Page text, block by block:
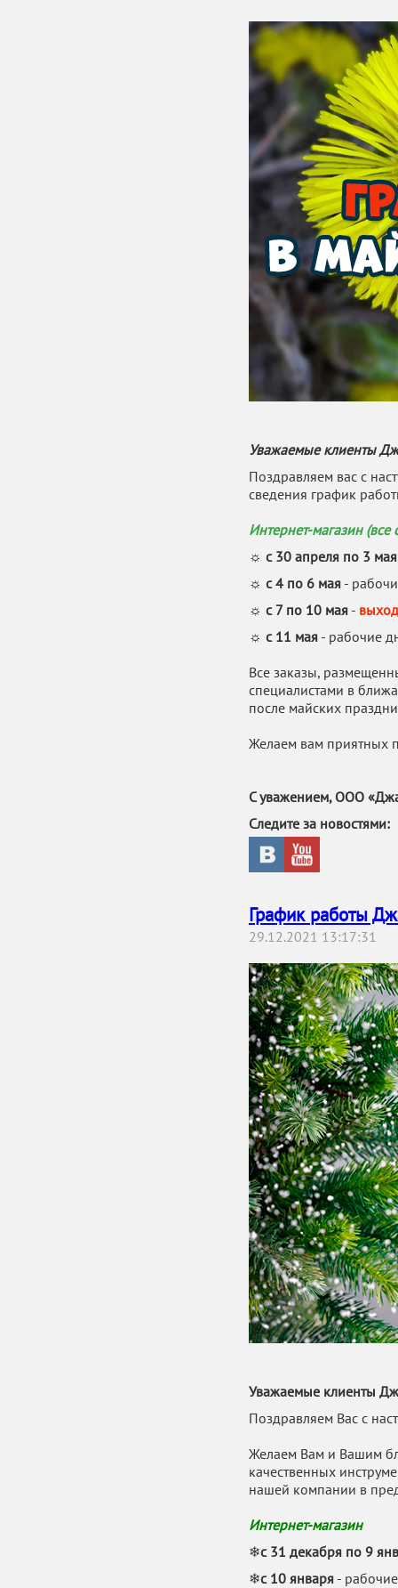
Уважаемые клиенты
Поздравляем вас с
сведения график
Интернет-магазин
☼ с 30 апреля по 3 мая
☼ с 4 по 6 мая -
☼ с 7 по 10 мая -
☼ с 11 мая - рабочие
Все заказы,
специалистами в
после майских
Желаем вам приятных
С уважением, ООО
Следите за новостями:
График работы
29.12.2021 13:17:31
Уважаемые клиенты
Поздравляем Вас с
Желаем Вам и Вашим
качественных
нашей компании в
Интернет-магазин
❄с 31 декабря по 9
❄с 10 января -